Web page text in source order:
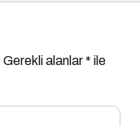
Gerekli alanlar* ile